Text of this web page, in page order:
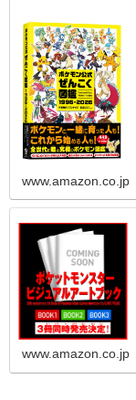
www.amazon.co.jp
www.amazon.co.jp